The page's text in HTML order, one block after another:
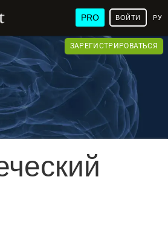
PRO ВОЙТИ
ЗАРЕГИСТРИРОВАТЬСЯ